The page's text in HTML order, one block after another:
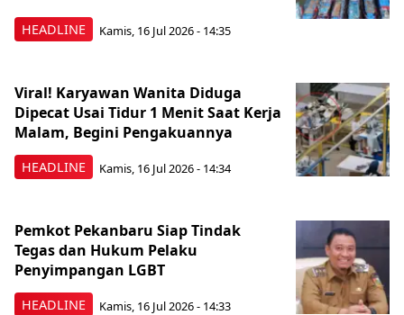
HEADLINE Kamis, 16 Jul 2026 - 14:35
HEADLINE
Viral! Karyawan Wanita Diduga
Dipecat Usai Tidur 1 Menit Saat Kerja
Malam, Begini Pengakuannya
Kamis, 16 Jul 2026 - 14:34
HEADLINE
Pemkot Pekanbaru Siap Tindak
Tegas dan Hukum Pelaku
Penyimpangan LGBT
Kamis, 16 Jul 2026 - 14:33